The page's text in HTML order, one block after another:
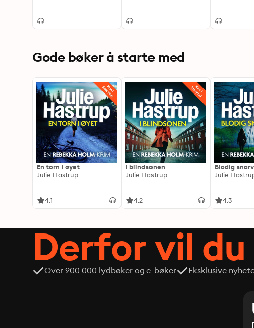
Gode bøker å starte med
En torn i øyet
Julie Hastrup
4.1
I blindsonen
Julie Hastrup
4.2
Blodig
Julie
4.3
Derfor vil
Over 900 000 lydbøker og e-bøker Eksklusive